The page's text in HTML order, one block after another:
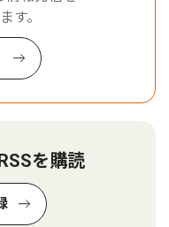
す。
を購読